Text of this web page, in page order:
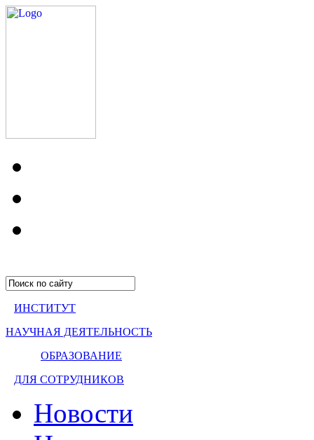
ИНСТИТУТ
НАУЧНАЯ ДЕЯТЕЛЬНОСТЬ
ОБРАЗОВАНИЕ
ДЛЯ СОТРУДНИКОВ
Новости